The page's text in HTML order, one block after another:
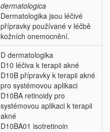
dermatologica
Dermatologika jsou léčivé
přípravky používané v léčbě
kožních onemocnění.
D dermatologika
D10 léčiva k terapii akné
D10B přípravky k terapii akné
pro systémovou aplikaci
D10BA retinoidy pro
systémovou aplikaci k terapii
akné
D10BA01 isotretinoin